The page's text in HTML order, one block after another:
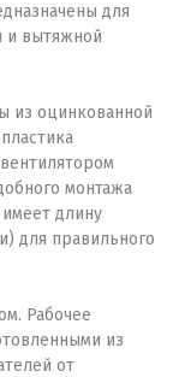
для
и вытяжной
из оцинкованной
монтажа
длину
для правильного
Рабочее
из
от